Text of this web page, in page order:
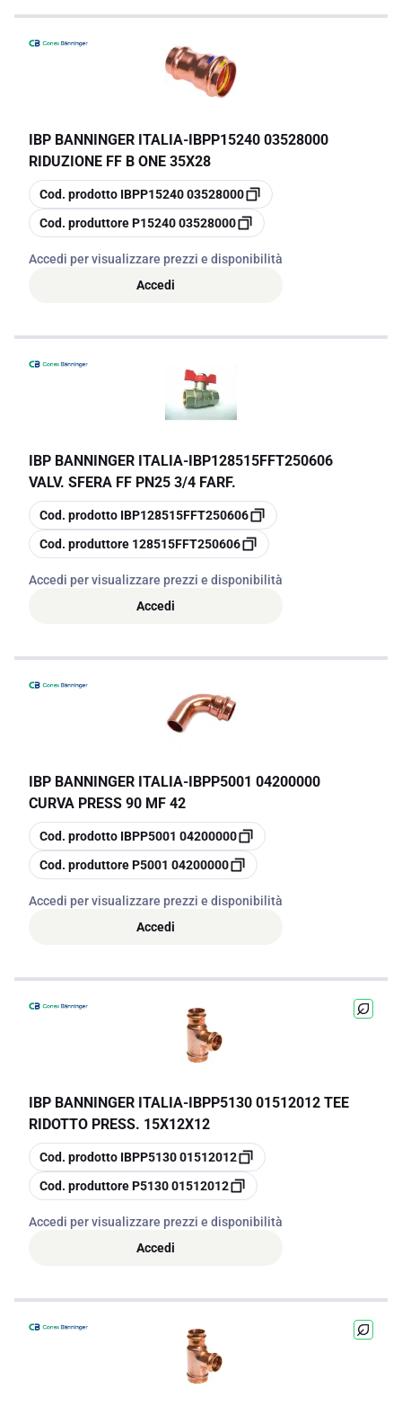
IBP BANNINGER ITALIA-IBPP15240 03528000
RIDUZIONE FF B ONE 35X28
copia
Cod. prodotto IBPP15240 03528000
copia
Cod. produttoreP15240 03528000
Accedi per visualizzare prezzi e disponibilità
Accedi
IBP BANNINGER ITALIA-IBP128515FFT250606
VALV. SFERA FF PN25 3/4 FARF.
copia
Cod. prodotto IBP128515FFT250606
copia
Cod. produttore 128515FFT250606
Accedi per visualizzare prezzi e disponibilità
Accedi
IBP BANNINGER ITALIA-IBPP5001 04200000
CURVA PRESS 90 MF 42
copia
Cod. prodotto IBPP5001 04200000
copia
Cod. produttoreP5001 04200000
Accedi per visualizzare prezzi e disponibilità
Accedi
IBP BANNINGER ITALIA-IBPP5130 01512012 TEE
RIDOTTO PRESS. 15X12X12
copia
Cod. prodotto IBPP5130 01512012
copia
Cod. produttoreP5130 01512012
Accedi per visualizzare prezzi e disponibilità
Accedi